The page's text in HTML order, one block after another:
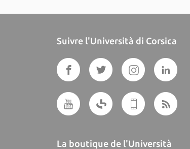
Suivre l'Università di Corsica
La boutique de l'Università